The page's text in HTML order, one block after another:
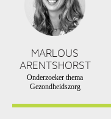
MARLOUS
ARENTSHORST
Onderzoeker thema
Gezondheidszorg